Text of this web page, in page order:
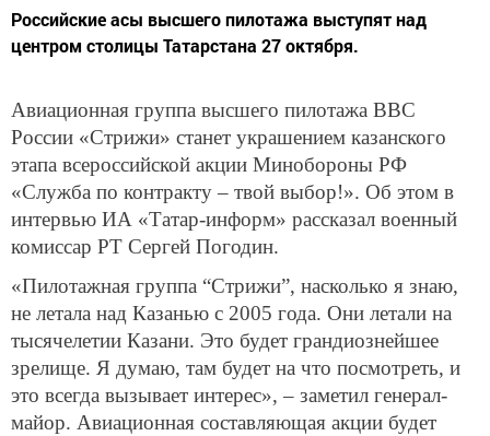
Российские асы высшего пилотажа выступят над
центром столицы Татарстана 27 октября.
Авиационная группа высшего пилотажа ВВС
России «Стрижи» станет украшением казанского
этапа всероссийской акции Минобороны РФ
«Служба по контракту – твой выбор!». Об этом в
интервью ИА «Татар-информ» рассказал военный
комиссар РТ Сергей Погодин.
«Пилотажная группа “Стрижи”, насколько я знаю,
не летала над Казанью с 2005 года. Они летали на
тысячелетии Казани. Это будет грандиознейшее
зрелище. Я думаю, там будет на что посмотреть, и
это всегда вызывает интерес», – заметил генерал-
майор. Авиационная составляющая акции будет